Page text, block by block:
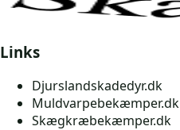
Links
Djurslandskadedyr.dk
Muldvarpebekæmper.dk
Skægkræbekæmper.dk